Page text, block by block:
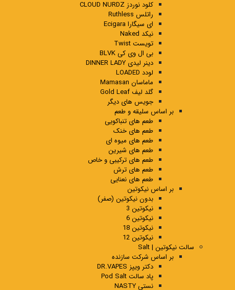
کلود نوردز CLOUD NURDZ
راتلس Ruthless
ای سیگارا Ecigara
نیکد Naked
تویست Twist
بی ال وی کی BLVK
دینر لیدی DINNER LADY
لودد LOADED
ماماسان Mamasan
گلد لیف Gold Leaf
جویس های دیگر
بر اساس سلیقه و طعم
طعم های تنباکویی
طعم های خنک
طعم های میوه ای
طعم های شیرین
طعم های ترکیبی و خاص
طعم های ترش
طعم های نعنایی
بر اساس نیکوتین
بدون نیکوتین (صفر)
نیکوتین 3
نیکوتین 6
نیکوتین 18
نیکوتین 12
سالت نیکوتین | Salt
بر اساس شرکت سازنده
دکتر ویپز DR.VAPES
پاد سالت Pod Salt
نستی NASTY